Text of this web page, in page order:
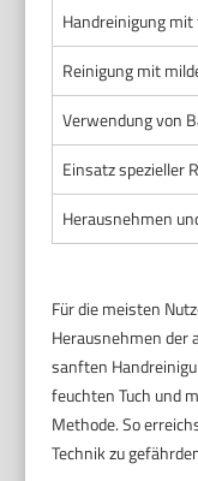
Handreinigung mit
Reinigung mit
Verwendung von
Einsatz spezieller
Herausnehmen
Für die meisten
Herausnehmen der
sanften
feuchten Tuch und
Methode. So
Technik zu